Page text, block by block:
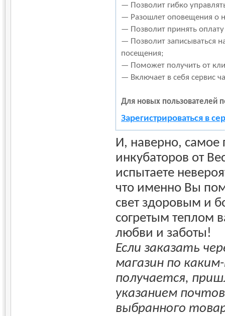
— Позволит гибко
— Разошлет оповещения о
— Позволит принять
— Позволит записываться
посещения;
— Поможет получить от
— Включает в себя сервис
Для новых пользователей
Зарегистрироваться в
И, наверно,
инкубаторов от
испытаете
что именно Вы
свет здоровым и
согретым теплом
любви и заботы!
Если заказать
магазин по
получается,
указанием
выбранного